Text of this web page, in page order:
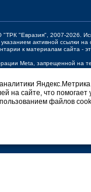
"Евразия", 2007-2026.
активной ссылки на
к материалам сайта -
Meta, запрещенной на
на сайте, что помогает
файлов